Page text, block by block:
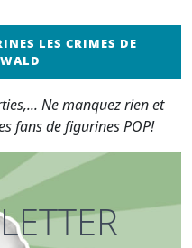
LES CRIMES DE
Ne manquez rien et
fans de figurines POP!